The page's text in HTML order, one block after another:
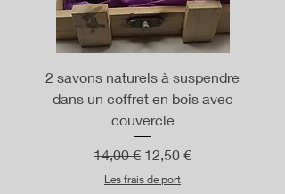
2 savons naturels à suspendre
dans un coffret en bois avec
couvercle
Prix original
14,00 € Prix promotionnel
12,50 €
Les frais de port